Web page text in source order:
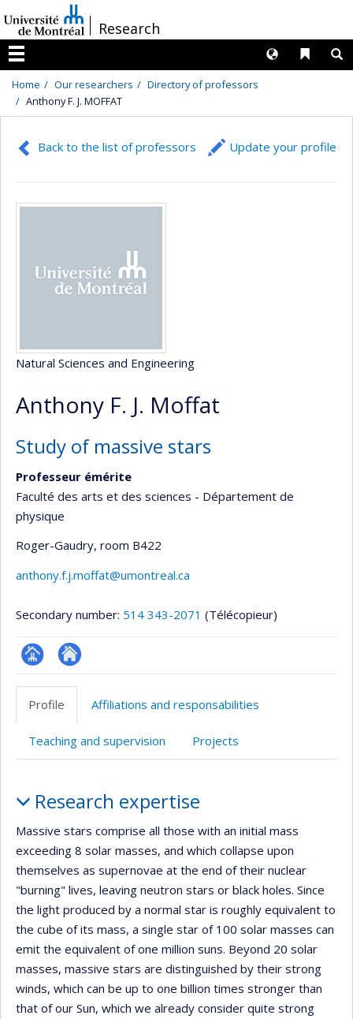
au
contenu
/Research
Menu
Liens
Langues
Home Our researchers
Directory of professors
Anthony F. J. MOFFAT
Back to the list of professors Update your profile
Natural Sciences and Engineering
Anthony F. J. Moffat
Study of massive stars
Professeur émérite
Faculté des arts et des sciences - Département de
physique
Roger-Gaudry, room B422
anthony.f.j.moffat@umontreal.ca
Secondary number: 514 343-2071 (Télécopieur)
Page Site
l’unité
Profile Affiliations and responsabilities
Teaching and supervision Projects
Research expertise
Massive stars comprise all those with an initial mass
exceeding 8 solar masses, and which collapse upon
themselves as supernovae at the end of their nuclear
"burning" lives, leaving neutron stars or black holes. Since
the light produced by a normal star is roughly equivalent to
the cube of its mass, a single star of 100 solar masses can
emit the equivalent of one million suns. Beyond 20 solar
masses, massive stars are distinguished by their strong
winds, which can be up to one billion times stronger than
that of our Sun, which we already consider quite strong